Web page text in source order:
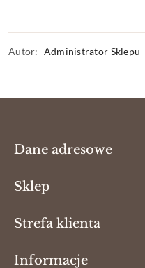
Autor: Administrator Sklepu
Dane adresowe
Sklep
Strefa klienta
Informacje